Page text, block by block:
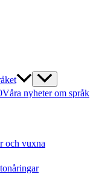
Våra nyheter om språk
och vuxna